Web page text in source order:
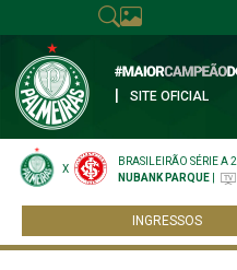
SITE OFICIAL
X
BRASILEIRÃO SÉRIE A
NUBANK PARQUE
INGRESSOS